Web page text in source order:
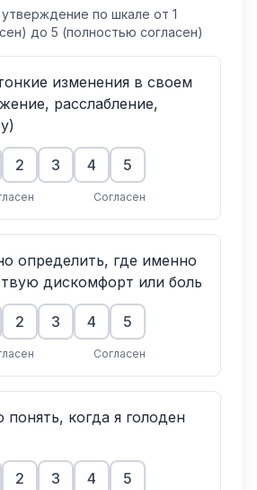
по шкале от 1
до 5 (полностью согласен)
изменения в своем
расслабление,
2 3 4 5
Согласен
определить, где именно
дискомфорт или боль
2 3 4 5
Согласен
когда я голоден
2 3 4 5